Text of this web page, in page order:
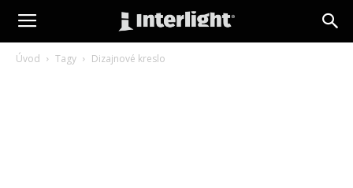
interlight.sk
Úvod Tagy Dizajnové kreslo